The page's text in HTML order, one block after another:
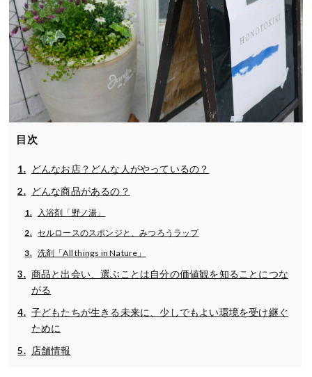
目次
どんなお店？どんな人がやっているの？
どんな商品があるの？
入浴剤「野ノ湯」
セルロースのスポンジと、みつろうラップ
洗剤「All things in Nature」
商品と出会い、選ぶことは自分の価値観を知ることにつな
がる
子どもたちが生きる未来に、少しでもよい環境を受け継ぐ
ために
店舗情報